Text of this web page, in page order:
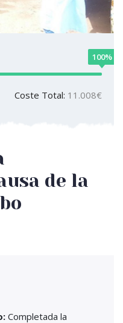
100%
Coste Total: 11.008€
de la
Completada la